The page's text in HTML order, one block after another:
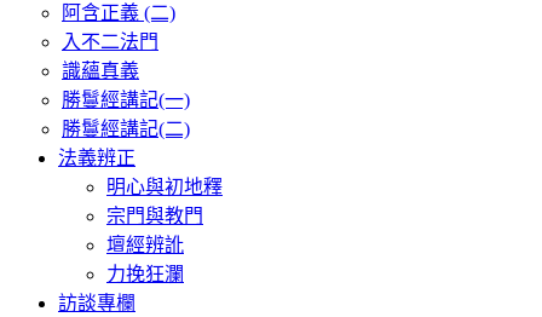
阿含正義 (二)
入不二法門
識蘊真義
勝鬘經講記(一)
勝鬘經講記(二)
法義辨正
明心與初地釋
宗門與教門
壇經辨訛
力挽狂瀾
訪談專欄